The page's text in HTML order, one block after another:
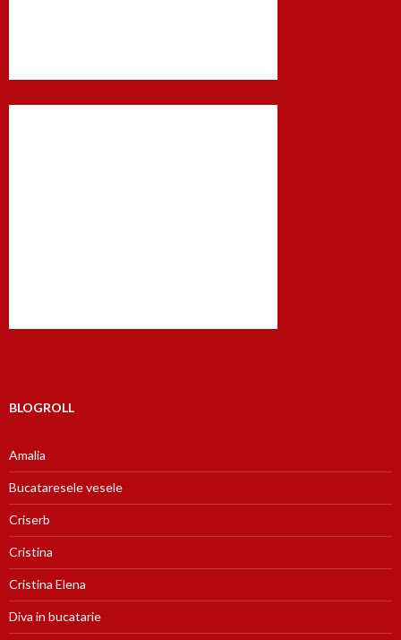
BLOGROLL
Amalia
Bucataresele vesele
Criserb
Cristina
Cristina Elena
Diva in bucatarie